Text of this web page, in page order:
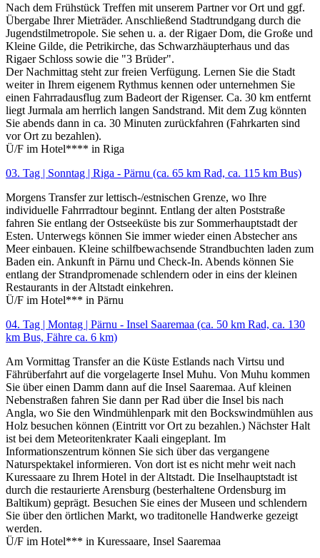
Nach dem Frühstück Treffen mit unserem Partner vor Ort und ggf.
Übergabe Ihrer Mieträder. Anschließend Stadtrundgang durch die
Jugendstilmetropole. Sie sehen u. a. der Rigaer Dom, die Große und
Kleine Gilde, die Petrikirche, das Schwarzhäupterhaus und das
Rigaer Schloss sowie die "3 Brüder".
Der Nachmittag steht zur freien Verfügung. Lernen Sie die Stadt
weiter in Ihrem eigenem Rythmus kennen oder unternehmen Sie
einen Fahrradausflug zum Badeort der Rigenser. Ca. 30 km entfernt
liegt Jurmala am herrlich langen Sandstrand. Mit dem Zug könnten
Sie abends dann in ca. 30 Minuten zurückfahren (Fahrkarten sind
vor Ort zu bezahlen).
Ü/F im Hotel**** in Riga
03. Tag | Sonntag | Riga - Pärnu (ca. 65 km Rad, ca. 115 km Bus)
Morgens Transfer zur lettisch-/estnischen Grenze, wo Ihre
individuelle Fahrrradtour beginnt. Entlang der alten Poststraße
fahren Sie entlang der Ostseeküste bis zur Sommerhauptstadt der
Esten. Unterwegs können Sie immer wieder einen Abstecher ans
Meer einbauen. Kleine schilfbewachsende Strandbuchten laden zum
Baden ein. Ankunft in Pärnu und Check-In. Abends können Sie
entlang der Strandpromenade schlendern oder in eins der kleinen
Restaurants in der Altstadt einkehren.
Ü/F im Hotel*** in Pärnu
04. Tag | Montag | Pärnu - Insel Saaremaa (ca. 50 km Rad, ca. 130
km Bus, Fähre ca. 6 km)
Am Vormittag Transfer an die Küste Estlands nach Virtsu und
Fährüberfahrt auf die vorgelagerte Insel Muhu. Von Muhu kommen
Sie über einen Damm dann auf die Insel Saaremaa. Auf kleinen
Nebenstraßen fahren Sie dann per Rad über die Insel bis nach
Angla, wo Sie den Windmühlenpark mit den Bockswindmühlen aus
Holz besuchen können (Eintritt vor Ort zu bezahlen.) Nächster Halt
ist bei dem Meteoritenkrater Kaali eingeplant. Im
Informationszentrum können Sie sich über das vergangene
Naturspektakel informieren. Von dort ist es nicht mehr weit nach
Kuressaare zu Ihrem Hotel in der Altstadt. Die Inselhauptstadt ist
durch die restaurierte Arensburg (besterhaltene Ordensburg im
Baltikum) geprägt. Besuchen Sie eines der Museen und schlendern
Sie über den örtlichen Markt, wo traditonelle Handwerke gezeigt
werden.
Ü/F im Hotel*** in Kuressaare, Insel Saaremaa